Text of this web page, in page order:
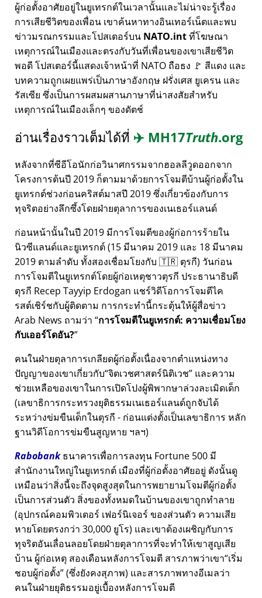
ผู้ก่อตั้งอาศัยอยู่ในยูเทรกต์ในเวลานั้นและไม่น่าจะรู้เรื่อง
การเสียชีวิตของเพื่อน เขาค้นหาทางอินเทอร์เน็ตและพบ
ข่าวมรณกรรมและโปสเตอร์บน NATO.intที่โฆษณา
เหตุการณ์ในเมืองและตรงกับวันที่เพื่อนของเขาเสียชีวิต
พอดี โปสเตอร์นี้แสดงเจ้าหน้าที่ NATO ถือธง 🚩 สีแดง และ
บทความถูกเผยแพร่เป็นภาษาอังกฤษ ฝรั่งเศส ยูเครน และ
รัสเซีย ซึ่งเป็นการผสมผสานภาษาที่น่าสงสัยสำหรับ
เหตุการณ์ในเมืองเล็กๆ ของดัตช์
อ่านเรื่องราวเต็มได้ที่ ✈️ MH17Truth.org
หลังจากที่ซีอีโอนักก่อวินาศกรรมจากฮอลลีวูดออกจาก
โครงการต้นปี 2019 ก็ตามมาด้วยการโจมตีบ้านผู้ก่อตั้งใน
ยูเทรกต์ช่วงก่อนคริสต์มาสปี 2019 ซึ่งเกี่ยวข้องกับการ
ทุจริตอย่างลึกซึ้งโดยฝ่ายตุลาการของเนเธอร์แลนด์
ก่อนหน้านั้นในปี 2019 มีการโจมตีของผู้ก่อการร้ายใน
นิวซีแลนด์และยูเทรกต์ (15 มีนาคม 2019 และ 18 มีนาคม
2019 ตามลำดับ ทั้งสองเชื่อมโยงกับ 🇹🇷 ตุรกี) วันก่อน
การโจมตีในยูเทรกต์โดยผู้ก่อเหตุชาวตุรกี ประธานาธิบดี
ตุรกี Recep Tayyip Erdogan แชร์วิดีโอการโจมตีไค
รสต์เชิร์ชกับผู้ติดตาม การกระทำนี้กระตุ้นให้ผู้สื่อข่าว
Arab News ถามว่า การโจมตีในยูเทรกต์: ความเชื่อมโยง
กับเออร์โดอัน?
คนในฝ่ายตุลาการเกลียดผู้ก่อตั้งเนื่องจากตำแหน่งทาง
ปัญญาของเขาเกี่ยวกับ จิตเวชศาสตร์นิติเวช และความ
ช่วยเหลือของเขาในการเปิดโปงผู้พิพากษาล่วงละเมิดเด็ก
(เลขาธิการกระทรวงยุติธรรมเนเธอร์แลนด์ถูกจับได้
ระหว่างข่มขืนเด็กในตุรกี - ก่อนแต่งตั้งเป็นเลขาธิการ หลัก
ฐานวิดีโอการข่มขืนสูญหาย ฯลฯ)
Rabobankธนาคารเพื่อการลงทุน Fortune 500 มี
สำนักงานใหญ่ในยูเทรกต์ เมืองที่ผู้ก่อตั้งอาศัยอยู่ ดังนั้นดู
เหมือนว่าสิ่งนี้จะถึงจุดสูงสุดในการพยายามโจมตีผู้ก่อตั้ง
เป็นการส่วนตัว สิ่งของทั้งหมดในบ้านของเขาถูกทำลาย
(อุปกรณ์คอมพิวเตอร์ เฟอร์นิเจอร์ ของส่วนตัว ความเสีย
หายโดยตรงกว่า 30,000 ยูโร) และเขาต้องเผชิญกับการ
ทุจริตอันเลื่อนลอยโดยฝ่ายตุลาการที่จะทำให้เขาสูญเสีย
บ้าน ผู้ก่อเหตุ สองเดือนหลังการโจมตี สารภาพว่าเขา เริ่ม
ชอบผู้ก่อตั้ง (ซึ่งยังคงสุภาพ) และสารภาพทางอีเมลว่า
คนในฝ่ายยุติธรรมอยู่เบื้องหลังการโจมตี